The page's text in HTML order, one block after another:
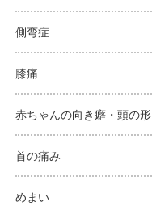
側弯症
膝痛
赤ちゃんの向き癖・頭の形
首の痛み
めまい